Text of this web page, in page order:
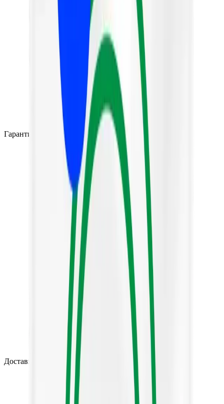
Гарантия производителя
Доставка по России — от 2 рабочих дней